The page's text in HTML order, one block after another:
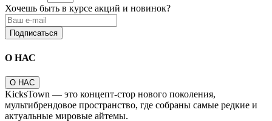
Хочешь быть в курсе акций и новинок?
Подписаться
О НАС
О НАС
KicksTown — это концепт-стор нового поколения,
мультибрендовое пространство, где собраны самые редкие и
актуальные мировые айтемы.